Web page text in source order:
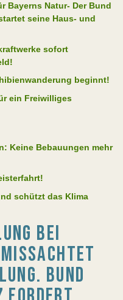
Bayerns Natur- Der Bund
seine Haus- und
sofort
beginnt!
ein Freiwilliges
Keine Bebauungen mehr
schützt das Klima
BEI
BUND